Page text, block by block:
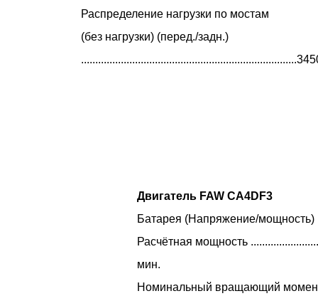
Распределение нагрузки по мостам
(без нагрузки) (перед./задн.)
Двигатель FAW CA4DF3
Батарея (Напряжение/мощность)
Расчётная мощность
мин.
Номинальный вращающий